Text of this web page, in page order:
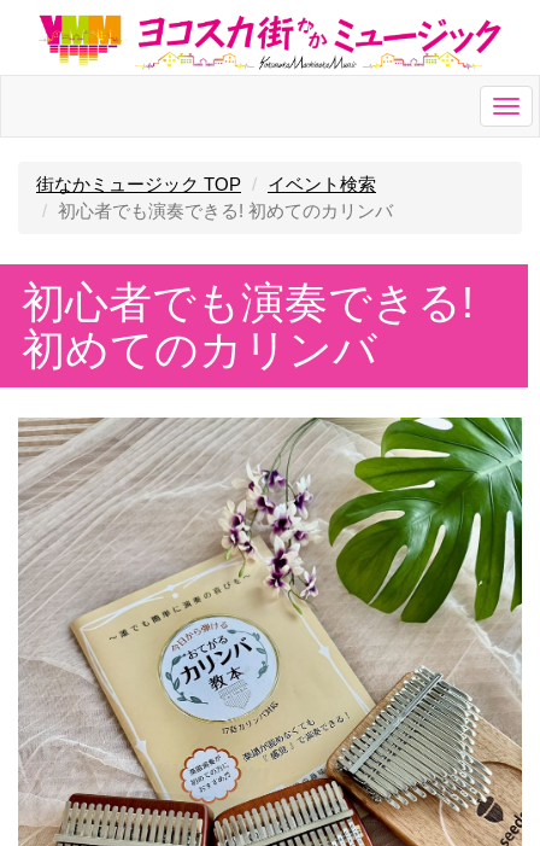
街なかミュージック TOP
イベント検索
初心者でも演奏できる! 初めてのカリンバ
初心者でも演奏できる!
初めてのカリンバ